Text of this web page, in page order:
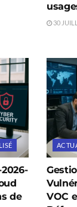
30
de
VOC